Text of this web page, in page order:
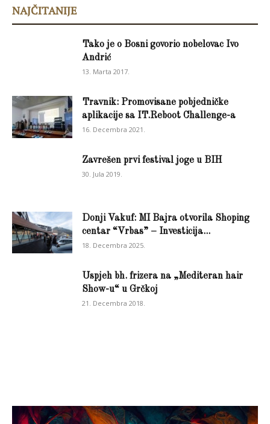
NAJČITANIJE
Tako je o Bosni govorio nobelovac Ivo
Andrić
13. Marta 2017.
Travnik: Promovisane pobjedničke
aplikacije sa IT.Reboot Challenge-a
16. Decembra 2021.
Zavrešen prvi festival joge u BIH
30. Jula 2019.
Donji Vakuf: MI Bajra otvorila Shoping
centar “Vrbas” – Investicija...
18. Decembra 2025.
Uspjeh bh. frizera na „Mediteran hair
Show-u“ u Grčkoj
21. Decembra 2018.